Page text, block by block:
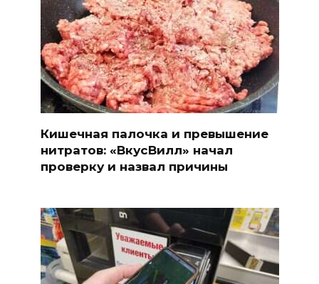
Кишечная палочка и превышение
нитратов: «ВкусВилл» начал
проверку и назвал причины